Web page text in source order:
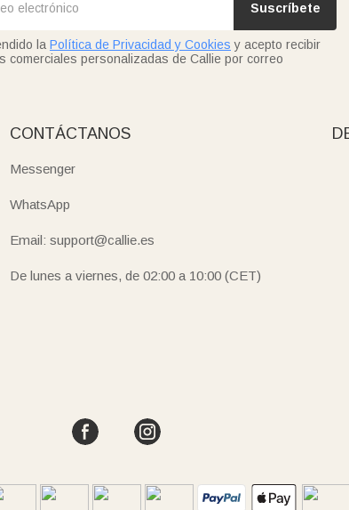
Suscríbete
la Política de Privacidad y Cookies y acepto recibir
comerciales personalizadas de Callie por correo
CONTÁCTANOS
Messenger
WhatsApp
Email: support@callie.es
De lunes a viernes, de 02:00 a 10:00 (CET)